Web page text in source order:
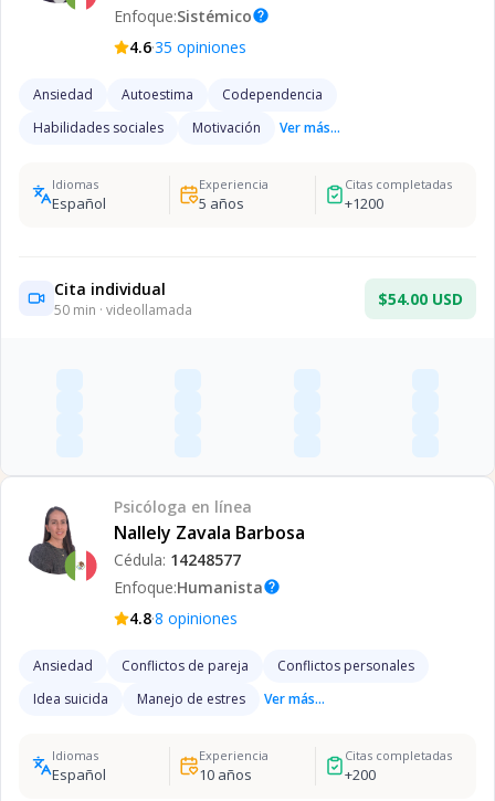
Enfoque:Sistémicohelp
4.6·35 opiniones
Ansiedad Autoestima
Codependencia
Habilidades sociales
Motivación Ver más...
Idiomas
Español
Experiencia
5 años
Citas completadas
+1200
Cita individual
50 min · videollamada
$54.00 USD
Psicóloga en línea
Nallely Zavala Barbosa
Cédula: 14248577
Enfoque:Humanistahelp
4.8·8 opiniones
Ansiedad Conflictos de pareja
Conflictos personales
Idea suicida
Manejo de estres Ver más...
Idiomas
Español
Experiencia
10años
Citas completadas
+200